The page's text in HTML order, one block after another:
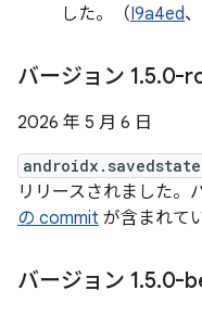
した。（I9a4ed、
バージョン 1.5.0-
2026 年 5 月 6 日
リリースされました。
の commit が含まれて
バージョン 1.5.0-